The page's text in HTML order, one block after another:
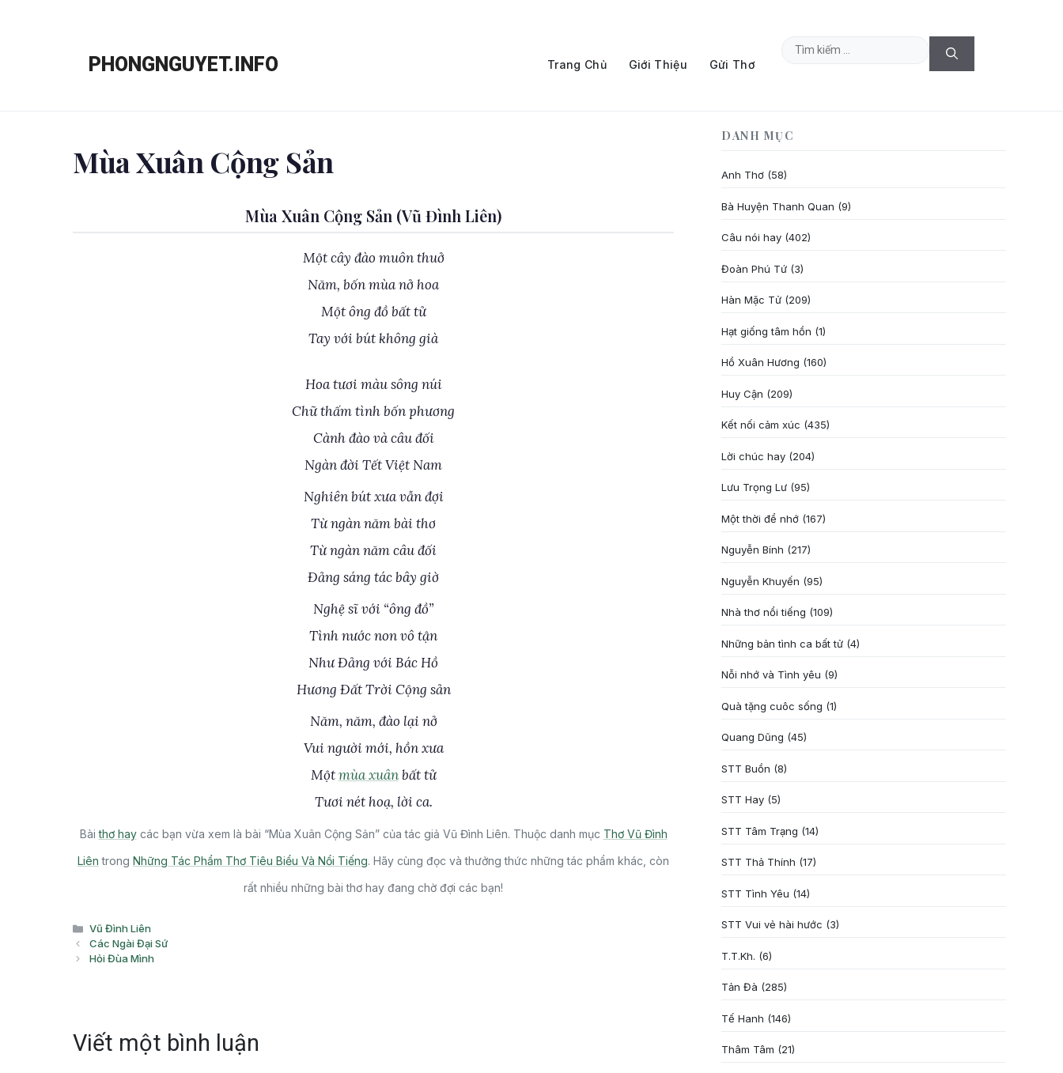
PHONGNGUYET.INFO Trang Chủ Giới Thiệu Gửi Thơ
Tìm
Mùa Xuân Cộng Sản
Mùa Xuân Cộng Sản (Vũ Đình Liên)
Một cây đào muôn thuở
Năm, bốn mùa nở hoa
Một ông đồ bất tử
Tay với bút không già
Hoa tươi màu sông núi
Chữ thấm tình bốn phương
Cành đào và câu đối
Ngàn đời Tết Việt Nam
Nghiên bút xưa vẫn đợi
Từ ngàn năm bài thơ
Từ ngàn năm câu đối
Đảng sáng tác bây giờ
Nghệ sĩ với “ông đồ”
Tình nước non vô tận
Như Đảng với Bác Hồ
Hương Đất Trời Cộng sản
Năm, năm, đào lại nở
Vui người mới, hồn xưa
Mộtmùa xuânbất tử
Tươi nét hoạ, lời ca.
Bàithơ haycác bạn vừa xem là bài “Mùa Xuân Cộng Sản” của tác giả Vũ Đình Liên. Thuộc danh mục Thơ Vũ Đình
Liên trong Những Tác Phẩm Thơ Tiêu Biểu Và Nổi Tiếng. Hãy cùng đọc và thưởng thức những tác phẩm khác, còn
rất nhiều những bài thơ hay đang chờ đợi các bạn!
Danh
mục
Vũ Đình Liên
Các Ngài Đại Sứ
Hỏi Đùa Mình
Viết một bình luận
DANH MỤC
Anh Thơ (58)
Bà Huyện Thanh Quan (9)
Câu nói hay (402)
Đoàn Phú Tứ (3)
Hàn Mặc Tử (209)
Hạt giống tâm hồn (1)
Hồ Xuân Hương (160)
Huy Cận (209)
Kết nối cảm xúc (435)
Lời chúc hay (204)
Lưu Trọng Lư (95)
Một thời để nhớ (167)
Nguyễn Bính (217)
Nguyễn Khuyến (95)
Nhà thơ nổi tiếng (109)
Những bản tình ca bất tử (4)
Nỗi nhớ và Tình yêu (9)
Quà tặng cuôc sống (1)
Quang Dũng (45)
STT Buồn (8)
STT Hay (5)
STT Tâm Trạng (14)
STT Thả Thính (17)
STT Tình Yêu (14)
STT Vui vẻ hài hước (3)
T.T.Kh. (6)
Tản Đà (285)
Tế Hanh (146)
Thâm Tâm (21)